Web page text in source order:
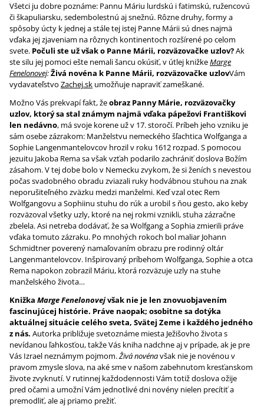
Všetci ju dobre poznáme: Pannu Máriu lurdskú i fatimskú, ružencovú
či škapuliarsku, sedembolestnú aj snežnú. Rôzne druhy, formy a
spôsoby úcty k jednej a stále tej istej Panne Márii sú dnes najmä
vďaka jej zjaveniam na rôznych kontinentoch rozšírené po celom
svete. Počuli ste už však o Panne Márii, rozväzovačke uzlov?Ak
ste silu jej pomoci ešte nemali šancu okúsiť, v útlej knižkeMarge
Fenelonovej:Živá novéna k Panne Márii, rozväzovačke uzlovVám
vydavateľstvo Zachej.sk umožňuje napraviť zameškané.
Možno Vás prekvapí fakt, žeobraz Panny Márie, rozväzovačky
uzlov, ktorý sa stal známym najmä vďaka pápežovi Františkovi
len nedávno, má svoje korene už v 17. storočí. Príbeh jeho vzniku je
sám osebe zázrakom: Manželstvu nemeckého šľachtica Wolfganga a
Sophie Langenmantelovcov hrozil v roku 1612 rozpad. S pomocou
jezuitu Jakoba Rema sa však vzťah podarilo zachrániť doslova Božím
zásahom. V tej dobe bolo v Nemecku zvykom, že si ženích s nevestou
počas svadobného obradu zviazali ruky hodvábnou stuhou na znak
neporušiteľného zväzku medzi manželmi. Keď vzal otec Rem
Wolfgangovu a Sophiinu stuhu do rúk a urobil s ňou gesto, ako keby
rozväzoval všetky uzly, ktoré na nej rokmi vznikli, stuha zázračne
zbelela. Asi netreba dodávať, že sa Wolfgang a Sophia zmierili práve
vďaka tomuto zázraku. Po mnohých rokoch bol maliar Johann
Schmidtner poverený namaľovaním obrazu pre rodinný oltár
Langenmantelovcov. Inšpirovaný príbehom Wolfganga, Sophie a otca
Rema napokon zobrazil Máriu, ktorá rozväzuje uzly na stuhe
manželského života…
Knižka Marge Fenelonovejvšak nie je len znovuobjavením
fascinujúcej histórie. Práve naopak; osobitne sa dotýka
aktuálnej situácie celého sveta, Svätej Zeme i každého jedného
z nás. Autorka približuje svetoznáme miesta Ježišovho života s
nevídanou ľahkosťou, takže Vás kniha nadchne aj v prípade, ak je pre
Vás Izrael neznámym pojmom.Živá novénavšak nie je novénou v
pravom zmysle slova, na aké sme v našom zabehnutom kresťanskom
živote zvyknutí. V rutinnej každodennosti Vám totiž doslova ožije
pred očami a umožní Vám jednotlivé dni novény nielen precítiť a
premodliť, ale aj priamo prežiť.